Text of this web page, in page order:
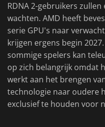
RDNA 2-gebruikers
wachten. AMD heeft
serie GPU's naar
krijgen ergens begin
sommige spelers kan
op zich belangrijk omdat
werkt aan het brengen
technologie naar oudere
exclusief te houden voor